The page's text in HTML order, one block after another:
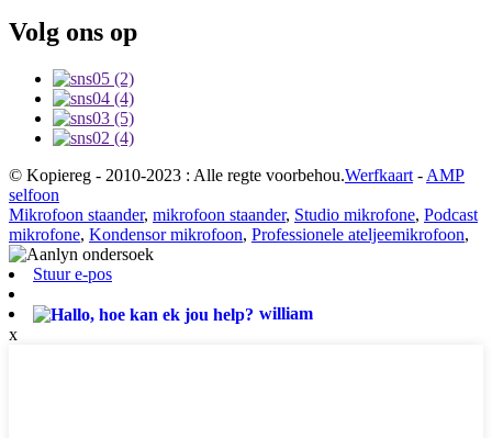
Volg ons op
© Kopiereg - 2010-2023 : Alle regte voorbehou.Werfkaart - AMP
selfoon
Mikrofoon staander, mikrofoon staander, Studio mikrofone, Podcast
mikrofone, Kondensor mikrofoon, Professionele ateljeemikrofoon,
Stuur e-pos
william
x